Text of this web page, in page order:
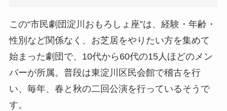
この“市民劇団淀川おもろしょ座”は、経験・年齢・
性別など関係なく、お芝居をやりたい方を集めて
始まった劇団で、10代から60代の15人ほどのメン
バーが所属。普段は東淀川区民会館で稽古を行
い、毎年、春と秋の二回公演を行っているそうで
す。